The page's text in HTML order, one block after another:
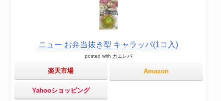
ニュー お弁当抜き型 キャラッパ(1コ入)
posted with カエレバ
楽天市場 Amazon
Yahooショッピング